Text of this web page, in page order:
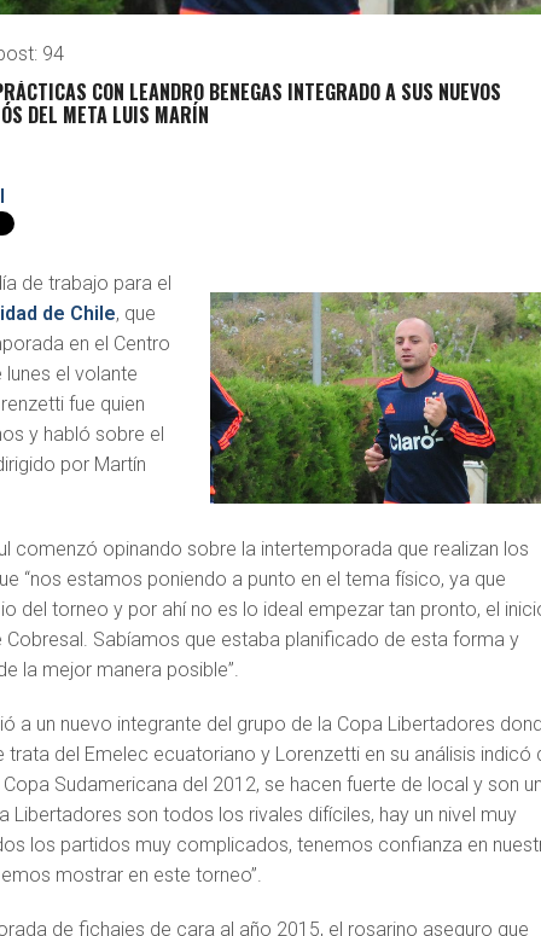
94
CON LEANDRO BENEGAS INTEGRADO A SUS NUEVOS
DEL META LUIS MARÍN
de trabajo para el
de Chile, que
en el Centro
el volante
fue quien
y habló sobre el
por Martín
comenzó opinando sobre la intertemporada que realizan los
“nos estamos poniendo a punto en el tema físico, ya que
del torneo y por ahí no es lo ideal empezar tan pronto, el
Cobresal. Sabíamos que estaba planificado de esta forma y
la mejor manera posible”.
a un nuevo integrante del grupo de la Copa Libertadores
trata del Emelec ecuatoriano y Lorenzetti en su análisis indicó
Sudamericana del 2012, se hacen fuerte de local y son
Libertadores son todos los rivales difíciles, hay un nivel muy
los partidos muy complicados, tenemos confianza en
mostrar en este torneo”.
de fichajes de cara al año 2015, el rosarino aseguro que